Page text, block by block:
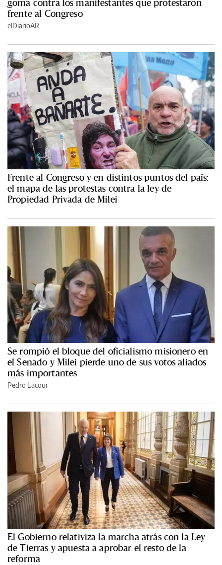
goma contra los manifestantes que protestaron
frente al Congreso
elDiarioAR
Frente al Congreso y en distintos puntos del país:
el mapa de las protestas contra la ley de
Propiedad Privada de Milei
Se rompió el bloque del oficialismo misionero en
el Senado y Milei pierde uno de sus votos aliados
más importantes
Pedro Lacour
El Gobierno relativiza la marcha atrás con la Ley
de Tierras y apuesta a aprobar el resto de la
reforma